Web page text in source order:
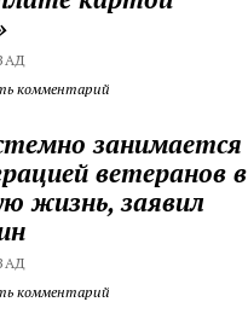
комментарий
занимается
ветеранов в
жизнь, заявил
комментарий